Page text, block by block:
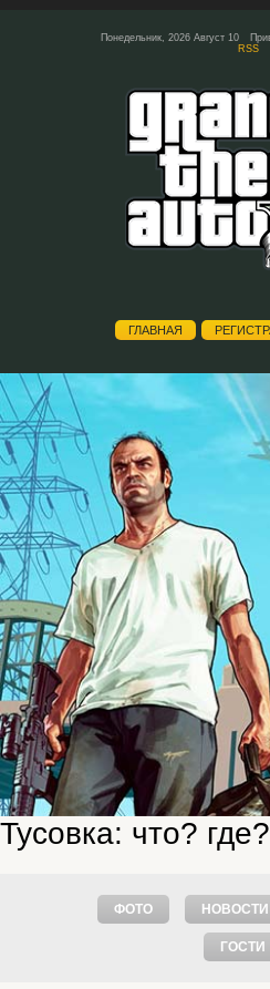
Понедельник, 2026 Август 10
RSS
ГЛАВНАЯ
Тусовка: что?
ФОТО НОВОСТИ
ГОСТИ